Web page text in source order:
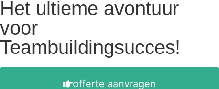
Het ultieme avontuur
voor
Teambuildingsucces!
offerte aanvragen